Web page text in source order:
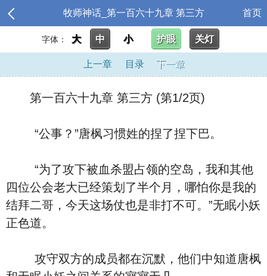
牧师神话_第一百六十九章 第三方 首页
字体： 大 中 小 护眼 关灯
上一章 目录 下一章
第一百六十九章 第三方 (第1/2页)
“公事？”唐枫习惯姓的捏了捏下巴。
“为了攻下被血杀盟占领的空岛，我和其他
四位公会老大已经策划了半个月，哪怕你是我的
结拜二哥，今天这场仗也是非打不可。”无眠小妖
正色道。
攻守双方的成员都在沉默，他们中知道唐枫